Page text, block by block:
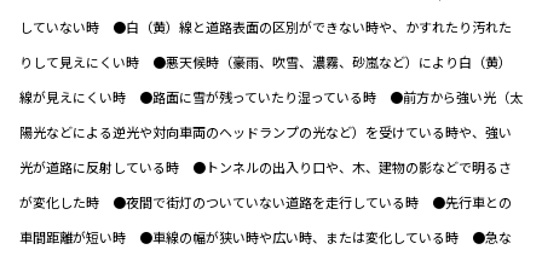
していない時 ●白（黄）線と道路表面の区別ができない時や、かすれたり汚れた
りして見えにくい時 ●悪天候時（豪雨、吹雪、濃霧、砂嵐など）により白（黄）
線が見えにくい時 ●路面に雪が残っていたり湿っている時 ●前方から強い光（太
陽光などによる逆光や対向車両のヘッドランプの光など）を受けている時や、強い
光が道路に反射している時 ●トンネルの出入り口や、木、建物の影などで明るさ
が変化した時 ●夜間で街灯のついていない道路を走行している時 ●先行車との
車間距離が短い時 ●車線の幅が狭い時や広い時、または変化している時 ●急な